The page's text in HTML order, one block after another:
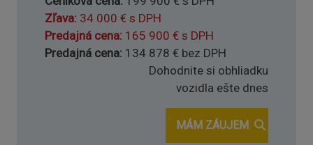
Zľava 34 000 € s DPH
Predajná cena 165 900 € s DPH
Predajná cena 134 878 € bez DPH
Dohodnite si obhliadku
vozidla ešte dnes
MÁM ZÁUJEM